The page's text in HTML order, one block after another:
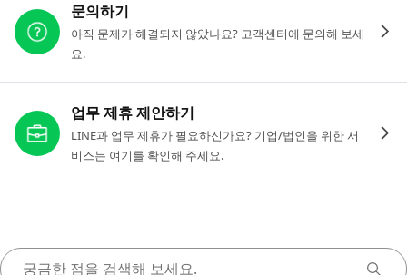
문의하기
아직 문제가 해결되지 않았나요? 고객센터에 문의해 보세
요.
업무 제휴 제안하기
LINE과 업무 제휴가 필요하신가요? 기업/법인을 위한 서
비스는 여기를 확인해 주세요.